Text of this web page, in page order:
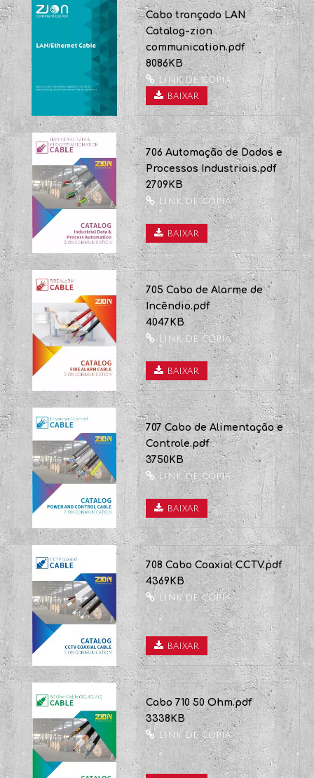
63522KB
Link de cópia
baixar
Cabo trançado LAN
Catalog-zion
communication.pdf
8086KB
Link de cópia
baixar
706 Automação de Dados e
Processos Industriais.pdf
2709KB
Link de cópia
baixar
705 Cabo de Alarme de
Incêndio.pdf
4047KB
Link de cópia
baixar
707 Cabo de Alimentação e
Controle.pdf
3750KB
Link de cópia
baixar
708 Cabo Coaxial CCTV.pdf
4369KB
Link de cópia